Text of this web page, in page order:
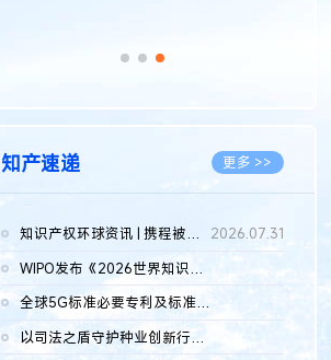
知产速递 更多 >>
知识产权环球资讯 | 携程被市监总局罚51.79亿；瑞幸泰国商标案上...
2026.07.31
WIPO发布《2026世界知识产权报告》 含报告全文
全球5G标准必要专利及标准提案研究报告（2026年）全文发布
以司法之盾守护种业创新行稳致远